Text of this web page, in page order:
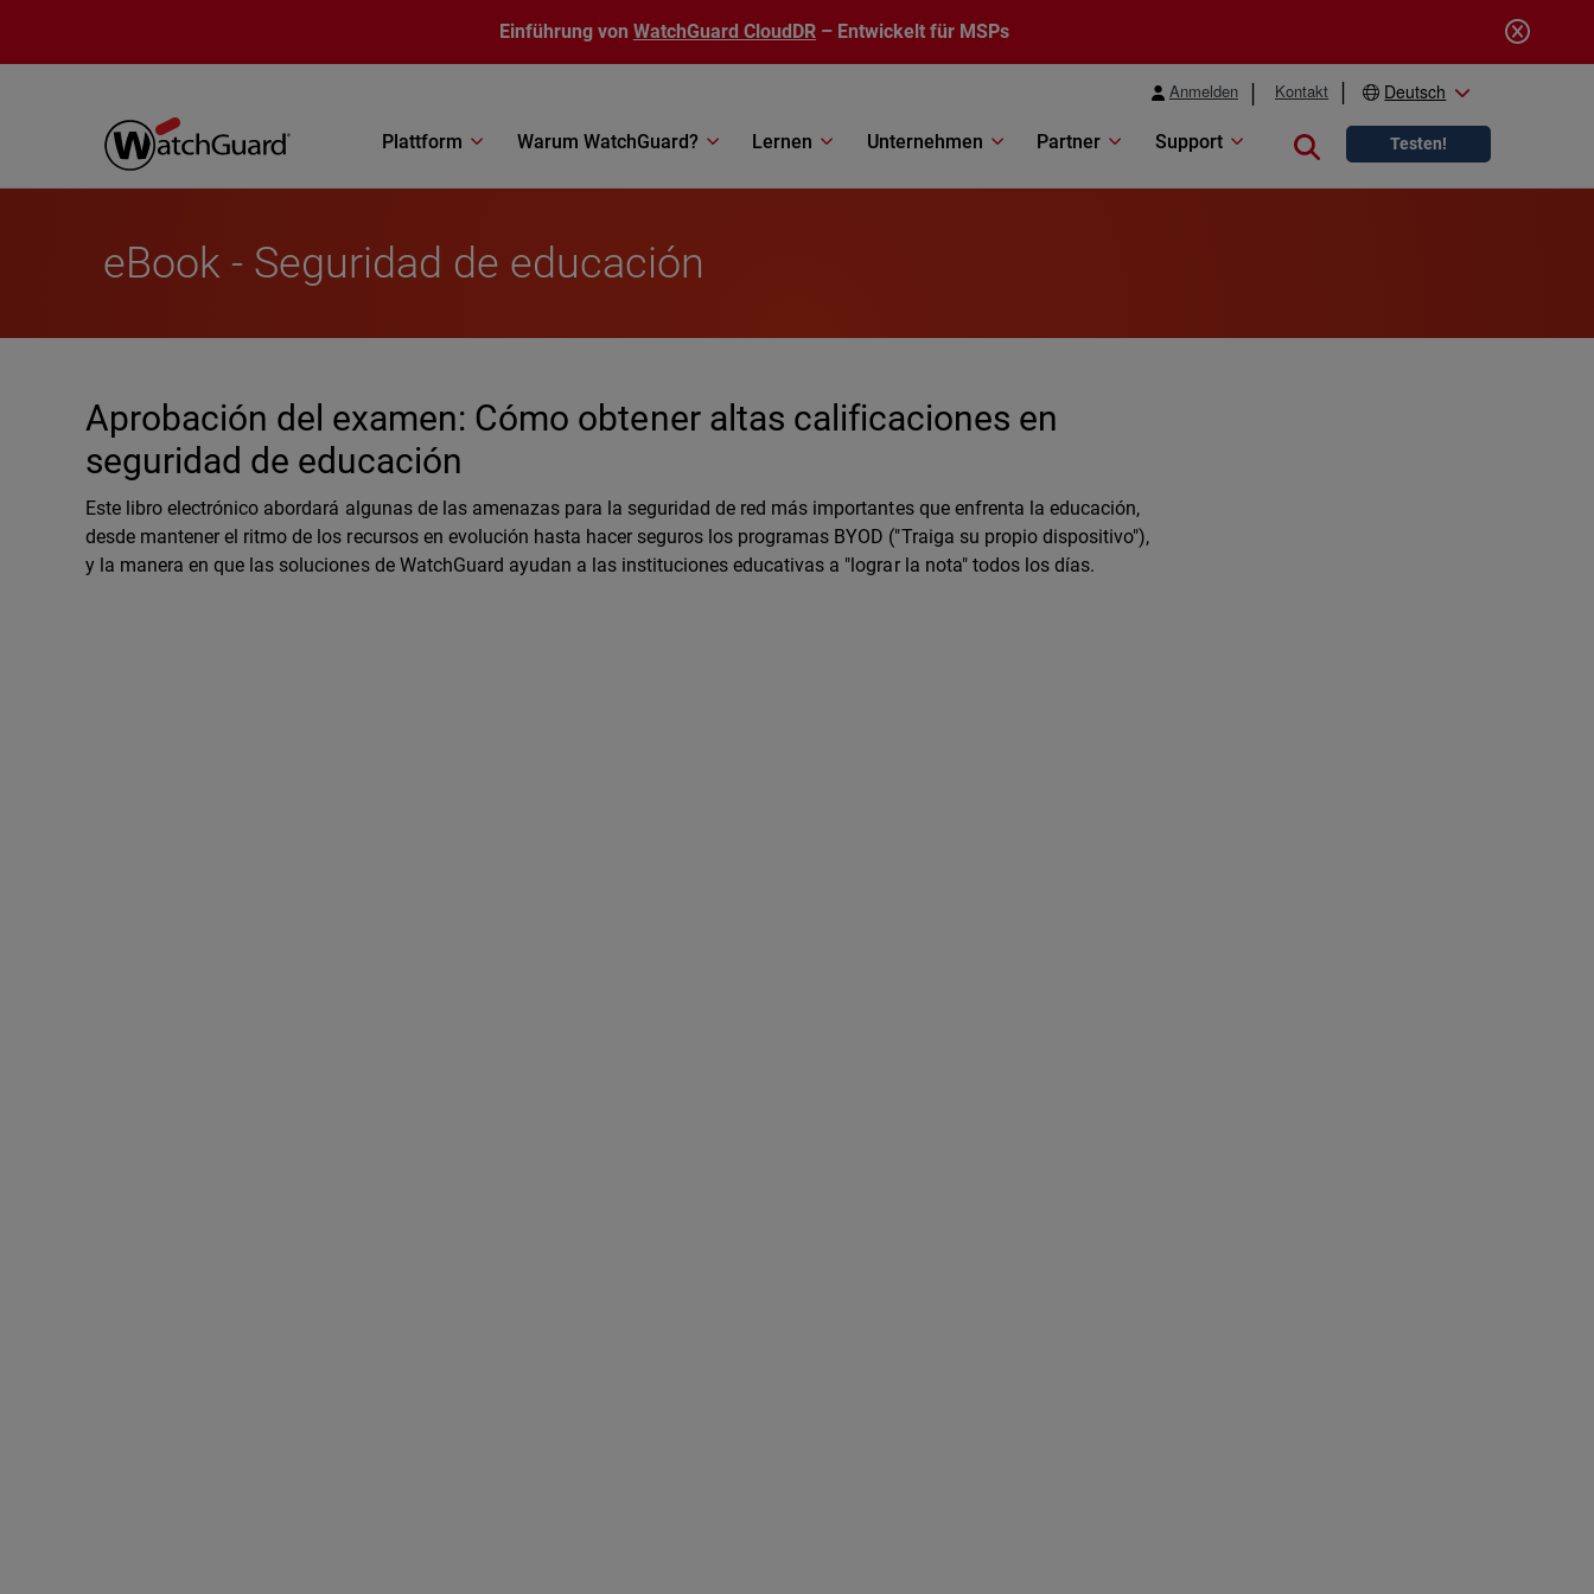
Einführung von WatchGuard CloudDR – Entwickelt für MSPs
Anmelden Kontakt Deutsch
Plattform Warum WatchGuard? Lernen Unternehmen Partner Support Close search
Testen!
eBook - Seguridad de educación
Aprobación del examen: Cómo obtener altas calificaciones en
seguridad de educación
Este libro electrónico abordará algunas de las amenazas para la seguridad de red más importantes que enfrenta la educación,
desde mantener el ritmo de los recursos en evolución hasta hacer seguros los programas BYOD ("Traiga su propio dispositivo"),
y la manera en que las soluciones de WatchGuard ayudan a las instituciones educativas a "lograr la nota" todos los días.